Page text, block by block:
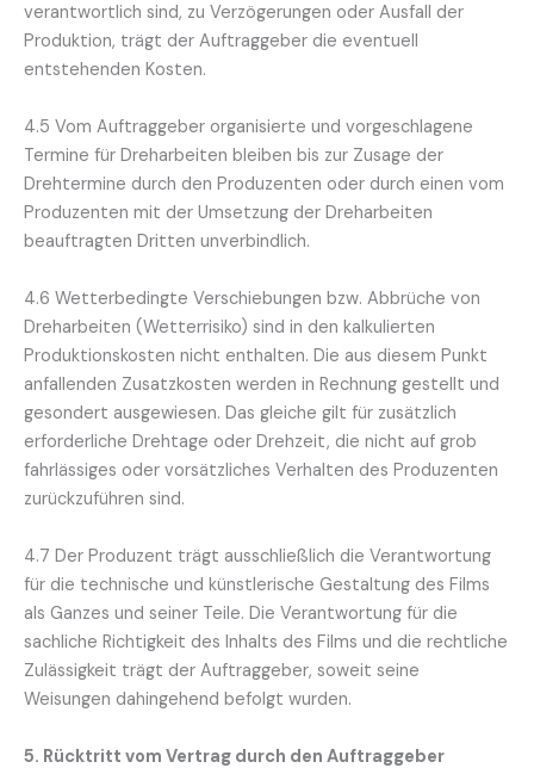
verantwortlich sind, zu Verzögerungen oder Ausfall der
Produktion, trägt der Auftraggeber die eventuell
entstehenden Kosten.
4.5 Vom Auftraggeber organisierte und vorgeschlagene
Termine für Dreharbeiten bleiben bis zur Zusage der
Drehtermine durch den Produzenten oder durch einen vom
Produzenten mit der Umsetzung der Dreharbeiten
beauftragten Dritten unverbindlich.
4.6 Wetterbedingte Verschiebungen bzw. Abbrüche von
Dreharbeiten (Wetterrisiko) sind in den kalkulierten
Produktionskosten nicht enthalten. Die aus diesem Punkt
anfallenden Zusatzkosten werden in Rechnung gestellt und
gesondert ausgewiesen. Das gleiche gilt für zusätzlich
erforderliche Drehtage oder Drehzeit, die nicht auf grob
fahrlässiges oder vorsätzliches Verhalten des Produzenten
zurückzuführen sind.
4.7 Der Produzent trägt ausschließlich die Verantwortung
für die technische und künstlerische Gestaltung des Films
als Ganzes und seiner Teile. Die Verantwortung für die
sachliche Richtigkeit des Inhalts des Films und die rechtliche
Zulässigkeit trägt der Auftraggeber, soweit seine
Weisungen dahingehend befolgt wurden.
5. Rücktritt vom Vertrag durch den Auftraggeber